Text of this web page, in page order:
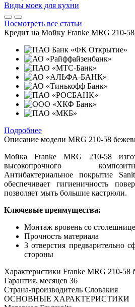
Виды моек для кухни
Посмотреть все статьи
Кредит на Мойку Franke MRG 210-
Подробнее
Описание модели MRG 210-58
Мойка Franke MRG 210-58
высокопрочного
Антибактериальное покрытие
обеспечивает гигиеничность
позволяет мыть большие кастрюли.
Ключевые преимущества:
Монтаж вровень со
Прочность материала
3 отверстия предварительно
стороны
Характеристики Franke MRG 210-58
Гарантия, месяцев 36
Страна-производитель Словакия
ОСНОВНЫЕ ХАРАКТЕРИСТИКИ